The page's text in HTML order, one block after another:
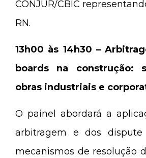
CONJUR/CBIC
RN.
13h00 às 14h30 –
boards na construção:
obras industriais e
O painel abordará a
arbitragem e dos dispute
mecanismos de resolução